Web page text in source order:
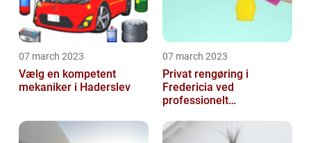
07 march 2023
Vælg en kompetent
mekaniker i Haderslev
07 march 2023
Privat rengøring i
Fredericia ved
professionelt